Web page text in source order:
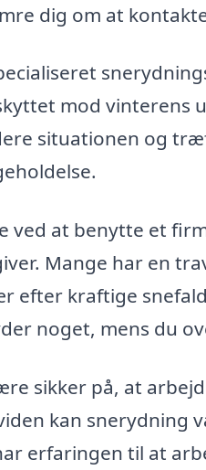
dig om at
mod vinterens
situationen og
ved at benytte et
Mange har en
efter kraftige
noget, mens du
sikker på, at
kan snerydning
erfaringen til at